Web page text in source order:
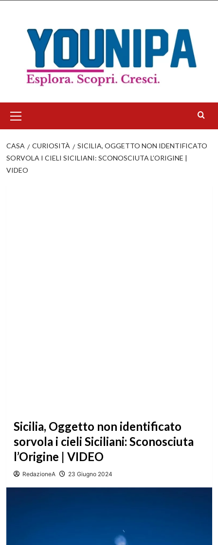
contenuto
principale
CASA CURIOSITÀ
SICILIA, OGGETTO NON IDENTIFICATO
SORVOLA I CIELI SICILIANI: SCONOSCIUTA L’ORIGINE |
VIDEO
Sicilia, Oggetto non identificato
sorvola i cieli Siciliani: Sconosciuta
l’Origine | VIDEO
RedazioneA 23 Giugno 2024